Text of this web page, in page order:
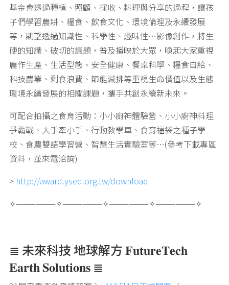
基金會透過種植、照顧、採收、料理與分享的過程，讓孩
子們學習農耕、糧食、飲食文化、環境倫理及永續發展
等，期望透過知識性、科學性、趣味性…影像創作，將生
硬的知識、破切的議題，普及播映於大眾，喚起大家重視
農作生產、生活型態、安全健康、餐桌科學、糧食自給、
科技農業、剩食浪費、節能減排等重視生命價值以及生態
環境永續發展的相關課題，攜手共創永續新未來。
可配合拍攝之食育活動：小小廚神體驗營、小小廚神料理
爭霸戰、大手牽小手、行動教學車、食育福袋之種子學
校、食農雙語學習營、智慧生活實驗室等…(參考下載專區
資料，並來電洽詢)
> http://award.ysed.org.tw/download
✧——————✧——————✧——————✧——————✧
≣ 未來科技 地球解方 𝐅𝐮𝐭𝐮𝐫𝐞𝐓𝐞𝐜𝐡
𝐄𝐚𝐫𝐭𝐡 𝐒𝐨𝐥𝐮𝐭𝐢𝐨𝐧𝐬 ≣